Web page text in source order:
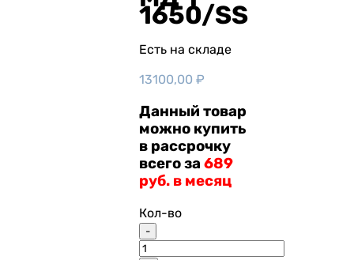
1650/SS
Есть на складе
13100,00₽
Данный товар
можно купить
в рассрочку
всего за689
руб. в месяц
Кол-во